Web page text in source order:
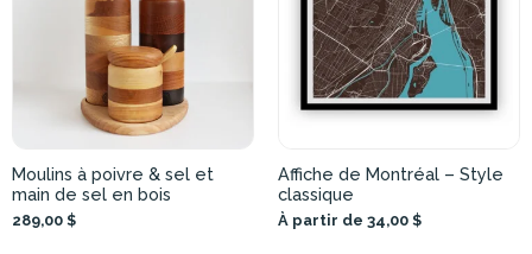
Moulins à poivre & sel et
main de sel en bois
289,00 $
Affiche de Montréal – Style
classique
À partir de 34,00 $